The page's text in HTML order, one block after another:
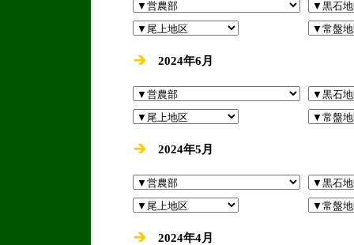
2024年6月
2024年5月
2024年4月